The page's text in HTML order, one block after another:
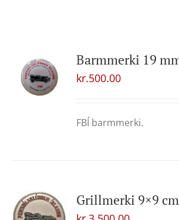
Barmmerki 19
kr.500.00
FBÍ barmmerki.
Grillmerki 9×9 cm